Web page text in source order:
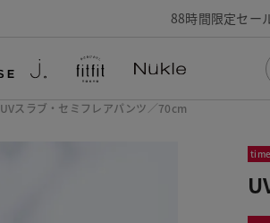
88時間限定セー
UVスラブ・セミフレアパンツ／70cm